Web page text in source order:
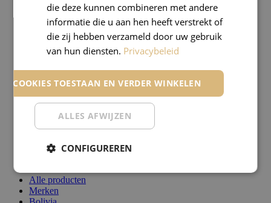
Verf
Verfmateriaal
Benodigdheden
Jotun
Merken
Blog
Advies nodig?
Cadeaubon
Login aanvragen
Alle producten
Merken
die deze kunnen combineren met andere
informatie die u aan hen heeft verstrekt of
die zij hebben verzameld door uw gebruik
van hun diensten. Privacybeleid
COOKIES TOESTAAN EN VERDER WINKELEN
ALLES AFWIJZEN
CONFIGUREREN